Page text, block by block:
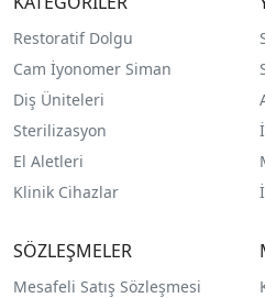
Restoratif Dolgu
Cam İyonomer Siman
Diş Üniteleri
Sterilizasyon
El Aletleri
Klinik Cihazlar
SÖZLEŞMELER
Mesafeli Satış Sözleşmesi